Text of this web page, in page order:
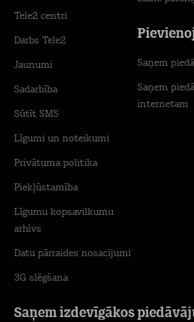
Saņem izdevīgākos
Tele2 centri
Darbs Tele2
Jaunumi
Sadarbība
Sūtīt SMS
Līgumi un noteikumi
Privātuma politika
Piekļūstamība
Līgumu kopsavilkumu
arhīvs
Datu pārraides nosacījumi
3G slēgšana
Saņem
Saņem
internetam